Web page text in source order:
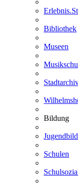
Bibliothek
Museen
Bildung
Schulen